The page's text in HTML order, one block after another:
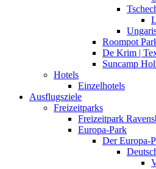
Roompot
De Krim |
Suncamp
Hotels
Einzelhotels
Ausflugsziele
Freizeitparks
Freizeitpark
Europa-Park
Der Europa-